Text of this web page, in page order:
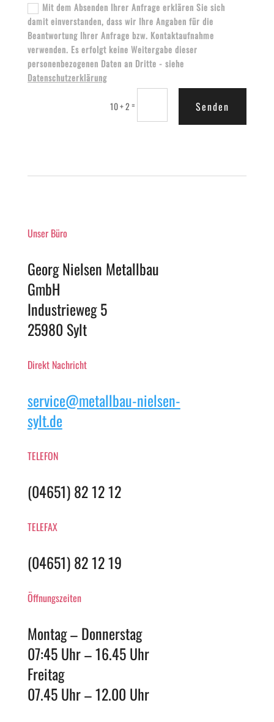
Mit dem Absenden Ihrer Anfrage erklären Sie sich
damit einverstanden, dass wir Ihre Angaben für die
Beantwortung Ihrer Anfrage bzw. Kontaktaufnahme
verwenden. Es erfolgt keine Weitergabe dieser
personenbezogenen Daten an Dritte - siehe
Datenschutzerklärung
10 + 2= Senden
Unser Büro
Georg Nielsen Metallbau
GmbH
Industrieweg 5
25980 Sylt
Direkt Nachricht
service@metallbau-nielsen-
sylt.de
TELEFON
(04651) 82 12 12
TELEFAX
(04651) 82 12 19
Öffnungszeiten
Montag – Donnerstag
07:45 Uhr – 16.45 Uhr
Freitag
07.45 Uhr – 12.00 Uhr